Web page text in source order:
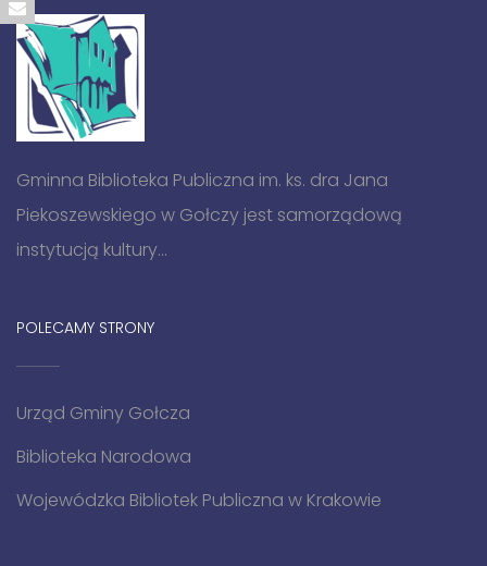
Gminna Biblioteka Publiczna im. ks. dra Jana
Piekoszewskiego w Gołczy jest samorządową
instytucją kultury...
POLECAMY STRONY
Urząd Gminy Gołcza
Biblioteka Narodowa
Wojewódzka Bibliotek Publiczna w Krakowie